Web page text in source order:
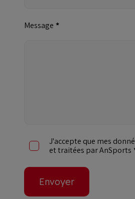
Message
J'accepte que mes
et traitées par AnSports